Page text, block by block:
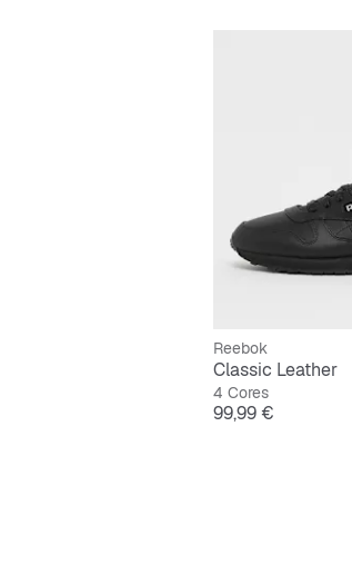
Reebok
Classic Leather
4 Cores
Preço
99,99 €